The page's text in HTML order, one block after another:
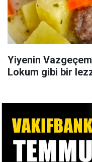
Yiyenin
Lokum gibi bir